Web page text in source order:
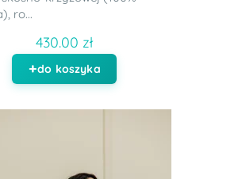
ro...
430.00 zł
do koszyka